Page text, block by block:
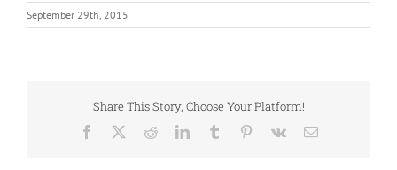
September 29th, 2015
Share This Story, Choose Your Platform!
Facebook RedditLinkedInTumblr Pinterest
Vk Email